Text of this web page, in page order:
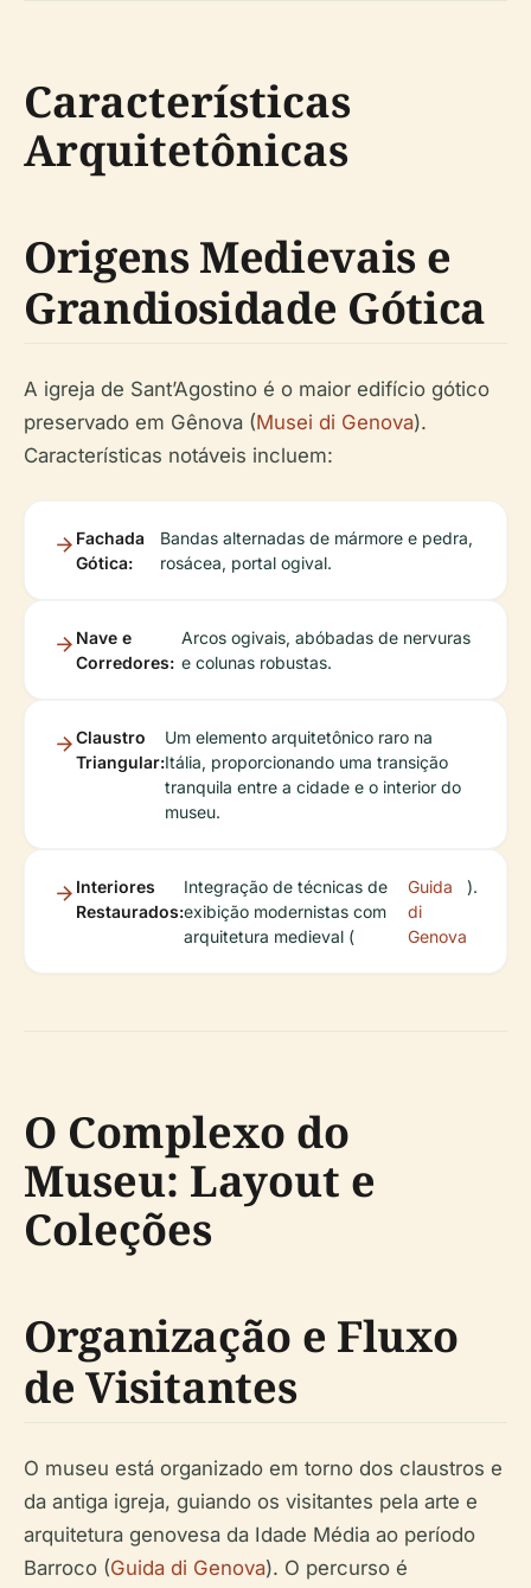
Características
Arquitetônicas
Origens Medievais e
Grandiosidade Gótica
A igreja de Sant’Agostino é o maior edifício gótico
preservado em Gênova (Musei di Genova).
Características notáveis incluem:
Fachada
Gótica:
Bandas alternadas de mármore e pedra,
rosácea, portal ogival.
Nave e
Corredores:
Arcos ogivais, abóbadas de nervuras
e colunas robustas.
Claustro
Triangular:
Um elemento arquitetônico raro na
Itália, proporcionando uma transição
tranquila entre a cidade e o interior do
museu.
Interiores
Restaurados:
Integração de técnicas de
exibição modernistas com
arquitetura medieval (
Guida
di
Genova
).
O Complexo do
Museu: Layout e
Coleções
Organização e Fluxo
de Visitantes
O museu está organizado em torno dos claustros e
da antiga igreja, guiando os visitantes pela arte e
arquitetura genovesa da Idade Média ao período
Barroco (Guida di Genova). O percurso é